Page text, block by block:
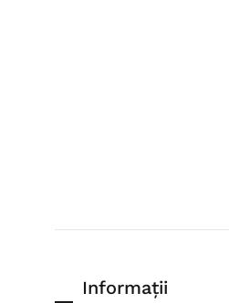
Informații